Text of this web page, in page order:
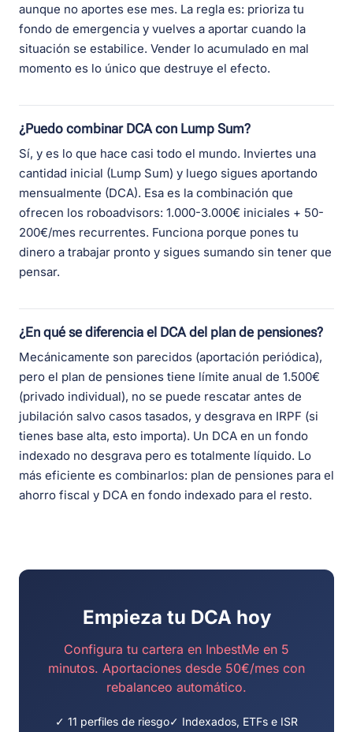
aunque no aportes ese mes. La regla es: prioriza tu
fondo de emergencia y vuelves a aportar cuando la
situación se estabilice. Vender lo acumulado en mal
momento es lo único que destruye el efecto.
¿Puedo combinar DCA con Lump Sum?
Sí, y es lo que hace casi todo el mundo. Inviertes una
cantidad inicial (Lump Sum) y luego sigues aportando
mensualmente (DCA). Esa es la combinación que
ofrecen los roboadvisors: 1.000-3.000€ iniciales + 50-
200€/mes recurrentes. Funciona porque pones tu
dinero a trabajar pronto y sigues sumando sin tener que
pensar.
¿En qué se diferencia el DCA del plan de pensiones?
Mecánicamente son parecidos (aportación periódica),
pero el plan de pensiones tiene límite anual de 1.500€
(privado individual), no se puede rescatar antes de
jubilación salvo casos tasados, y desgrava en IRPF (si
tienes base alta, esto importa). Un DCA en un fondo
indexado no desgrava pero es totalmente líquido. Lo
más eficiente es combinarlos: plan de pensiones para el
ahorro fiscal y DCA en fondo indexado para el resto.
Empieza tu DCA hoy
Configura tu cartera en InbestMe en 5
minutos. Aportaciones desde 50€/mes con
rebalanceo automático.
✓ 11 perfiles de riesgo✓ Indexados, ETFs e ISR